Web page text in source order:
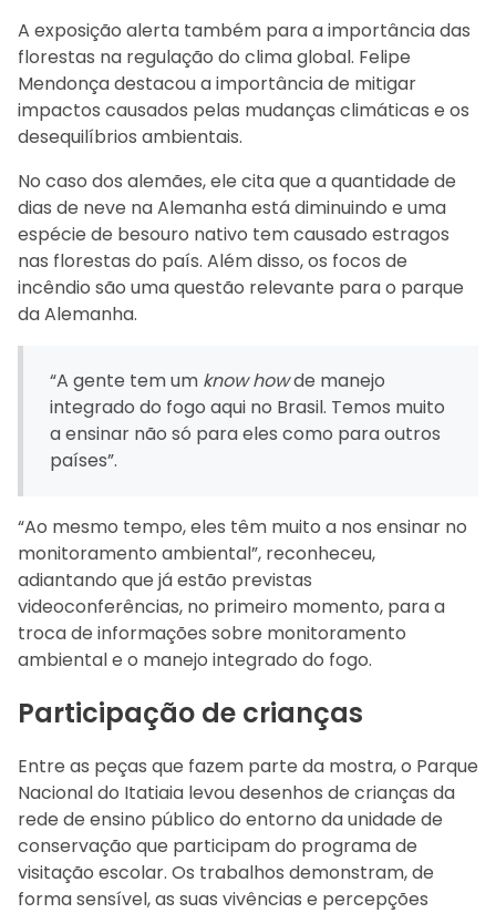
A exposição alerta também para a importância das
florestas na regulação do clima global. Felipe
Mendonça destacou a importância de mitigar
impactos causados pelas mudanças climáticas e os
desequilíbrios ambientais.
No caso dos alemães, ele cita que a quantidade de
dias de neve na Alemanha está diminuindo e uma
espécie de besouro nativo tem causado estragos
nas florestas do país. Além disso, os focos de
incêndio são uma questão relevante para o parque
da Alemanha.
“A gente tem um know howde manejo
integrado do fogo aqui no Brasil. Temos muito
a ensinar não só para eles como para outros
países”.
“Ao mesmo tempo, eles têm muito a nos ensinar no
monitoramento ambiental”, reconheceu,
adiantando que já estão previstas
videoconferências, no primeiro momento, para a
troca de informações sobre monitoramento
ambiental e o manejo integrado do fogo.
Participação de crianças
Entre as peças que fazem parte da mostra, o Parque
Nacional do Itatiaia levou desenhos de crianças da
rede de ensino público do entorno da unidade de
conservação que participam do programa de
visitação escolar. Os trabalhos demonstram, de
forma sensível, as suas vivências e percepções